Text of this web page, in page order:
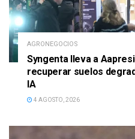
AGRONEGOCIOS
Syngenta lleva a
recuperar suelos
IA
4 AGOSTO, 2026